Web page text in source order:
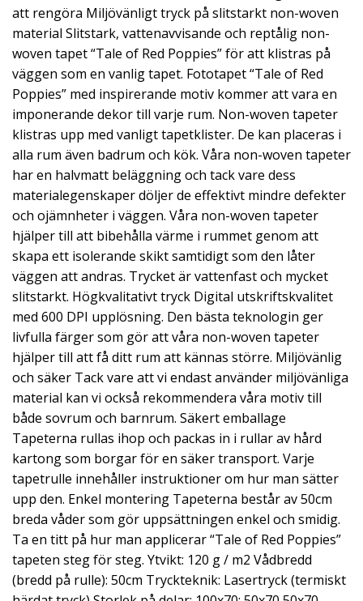
att rengöra Miljövänligt tryck på slitstarkt non-woven
material Slitstark, vattenavvisande och reptålig non-
woven tapet “Tale of Red Poppies” för att klistras på
väggen som en vanlig tapet. Fototapet “Tale of Red
Poppies” med inspirerande motiv kommer att vara en
imponerande dekor till varje rum. Non-woven tapeter
klistras upp med vanligt tapetklister. De kan placeras i
alla rum även badrum och kök. Våra non-woven tapeter
har en halvmatt beläggning och tack vare dess
materialegenskaper döljer de effektivt mindre defekter
och ojämnheter i väggen. Våra non-woven tapeter
hjälper till att bibehålla värme i rummet genom att
skapa ett isolerande skikt samtidigt som den låter
väggen att andras. Trycket är vattenfast och mycket
slitstarkt. Högkvalitativt tryck Digital utskriftskvalitet
med 600 DPI upplösning. Den bästa teknologin ger
livfulla färger som gör att våra non-woven tapeter
hjälper till att få ditt rum att kännas större. Miljövänlig
och säker Tack vare att vi endast använder miljövänliga
material kan vi också rekommendera våra motiv till
både sovrum och barnrum. Säkert emballage
Tapeterna rullas ihop och packas in i rullar av hård
kartong som borgar för en säker transport. Varje
tapetrulle innehåller instruktioner om hur man sätter
upp den. Enkel montering Tapeterna består av 50cm
breda våder som gör uppsättningen enkel och smidig.
Ta en titt på hur man applicerar “Tale of Red Poppies”
tapeten steg för steg. Ytvikt: 120 g / m2 Vådbredd
(bredd på rulle): 50cm Tryckteknik: Lasertryck (termiskt